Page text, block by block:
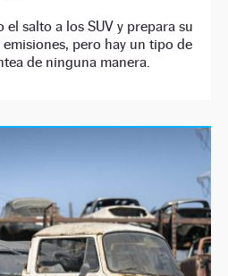
el salto a los SUV y prepara su
pero hay un tipo de
de ninguna manera.